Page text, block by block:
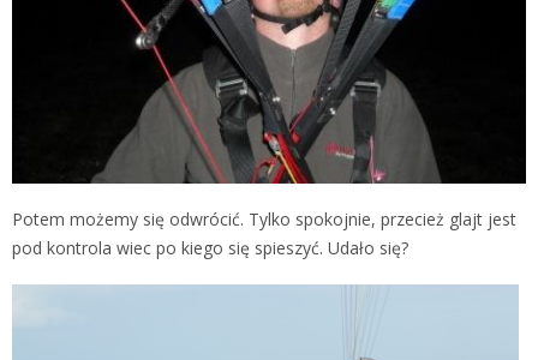
Potem możemy się odwrócić. Tylko spokojnie, przecież glajt jest
pod kontrola wiec po kiego się spieszyć. Udało się?